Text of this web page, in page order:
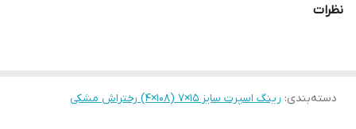
نظرات
دسته‌بندی: رینگ اسپرت سایز ۱۵×۷ (۱۰۸×۴) رختراش مشکی